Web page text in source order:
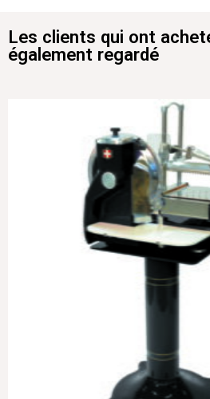
Les clients qui ont
également regardé